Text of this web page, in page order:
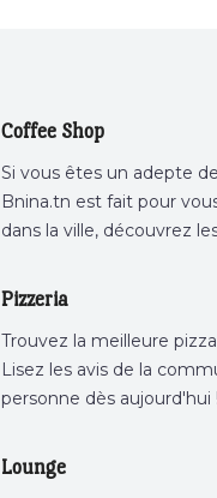
Coffee Shop
Si vous êtes un adepte
Bnina.tn est fait pour
dans la ville, découvrez
Pizzeria
Trouvez la meilleure
Lisez les avis de la
personne dès aujourd'hui !
Lounge